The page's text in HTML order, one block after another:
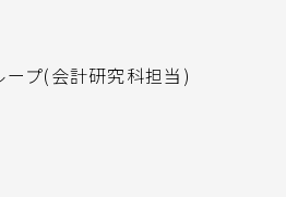
ープ(会計研究科担当)